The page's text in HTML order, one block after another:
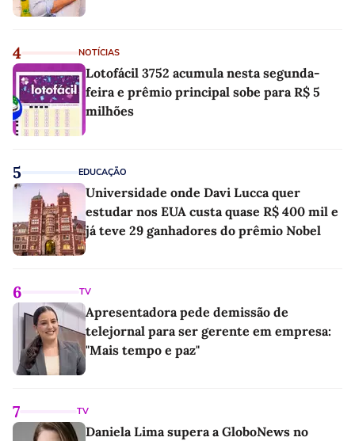
4 NOTÍCIAS
Lotofácil 3752 acumula nesta segunda-
feira e prêmio principal sobe para R$ 5
milhões
5 EDUCAÇÃO
Universidade onde Davi Lucca quer
estudar nos EUA custa quase R$ 400 mil e
já teve 29 ganhadores do prêmio Nobel
6 TV
Apresentadora pede demissão de
telejornal para ser gerente em empresa:
"Mais tempo e paz"
7 TV
Daniela Lima supera a GloboNews no